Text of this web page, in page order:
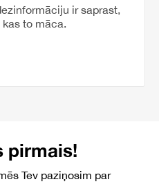
ir saprast,
to māca.
pirmais!
Tev paziņosim par